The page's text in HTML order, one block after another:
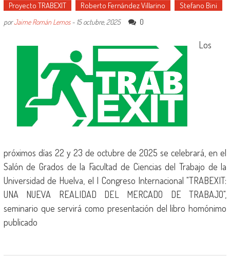
Proyecto TRABEXIT
Roberto Fernández Villarino Stefano Bini
porJaime Román Lemos- 15 octubre, 2025 0
Los
próximos días 22 y 23 de octubre de 2025 se celebrará, en el
Salón de Grados de la Facultad de Ciencias del Trabajo de la
Universidad de Huelva, el I Congreso Internacional "TRABEXIT:
UNA NUEVA REALIDAD DEL MERCADO DE TRABAJO",
seminario que servirá como presentación del libro homónimo
publicado